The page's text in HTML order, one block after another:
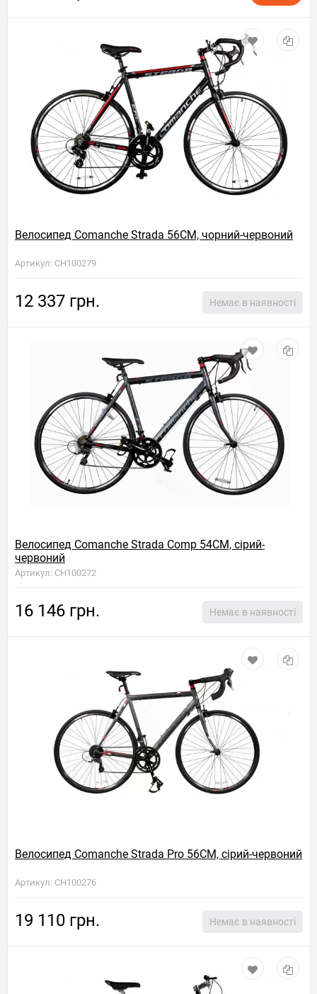
Велосипед Comanche Strada 56CM, чорний-червоний
Артикул: CH100279
12 337 грн. Немає в наявності
Велосипед Comanche Strada Comp 54CM, сірий-
червоний
Артикул: CH100272
16 146 грн. Немає в наявності
Велосипед Comanche Strada Pro 56CM, сірий-червоний
Артикул: CH100276
19 110 грн. Немає в наявності